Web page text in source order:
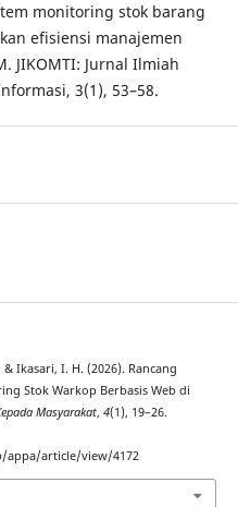
monitoring stok barang
efisiensi manajemen
JIKOMTI: Jurnal Ilmiah
3(1), 53–58.
Ikasari, I. H. (2026). Rancang
Stok Warkop Berbasis Web di
Masyarakat, 4(1), 19–26.
appa/article/view/4172